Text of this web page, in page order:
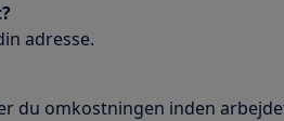
adresse.
du omkostningen inden